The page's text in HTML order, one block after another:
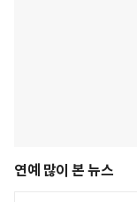
연예 많이 본 뉴스